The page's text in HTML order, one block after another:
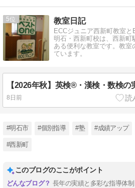
5 教室日記
ECCジュニア西新町教室
明石・西新町校は、西新町
ある便利な教室です。教室
ています。
8日前
#明石市 #個別指導 #塾 #成績アップ
#西新町
このブログのここがポイント
長年の実績と多彩な指導体制